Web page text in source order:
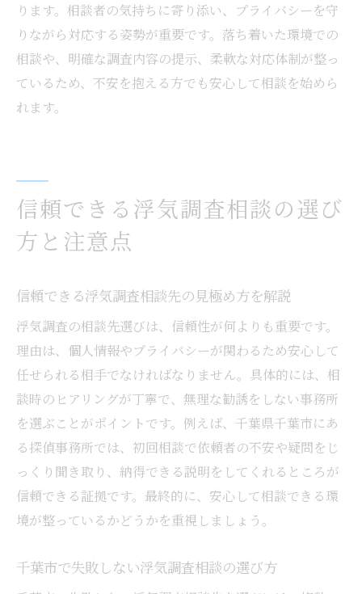
ります。相談者の気持ちに寄り添い、プライバシーを守
りながら対応する姿勢が重要です。落ち着いた環境での
相談や、明確な調査内容の提示、柔軟な対応体制が整っ
ているため、不安を抱える方でも安心して相談を始めら
れます。
信頼できる浮気調査相談の選び
方と注意点
信頼できる浮気調査相談先の見極め方を解説
浮気調査の相談先選びは、信頼性が何よりも重要です。
理由は、個人情報やプライバシーが関わるため安心して
任せられる相手でなければなりません。具体的には、相
談時のヒアリングが丁寧で、無理な勧誘をしない事務所
を選ぶことがポイントです。例えば、千葉県千葉市にあ
る探偵事務所では、初回相談で依頼者の不安や疑問をじ
っくり聞き取り、納得できる説明をしてくれるところが
信頼できる証拠です。最終的に、安心して相談できる環
境が整っているかどうかを重視しましょう。
千葉市で失敗しない浮気調査相談の選び方